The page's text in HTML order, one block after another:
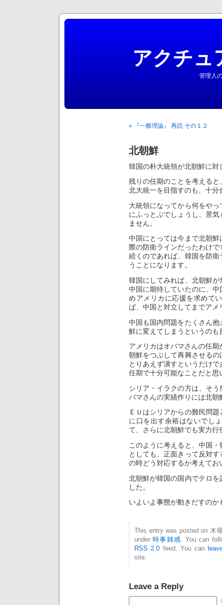
アクチュ
管理人
« 『一般理論』 再読 その１２
北朝鮮
韓国の朴大統領が北朝鮮に
残りの任期のことを考える
北大統一を目指すのも、十分
大統領になってから何をや
にふっとぶでしょうし、景
ません。
中国にとっては今まで北朝
際の防衛ラインだったわけ
続くのであれば、韓国を防
うことになります。
韓国にしてみれば、北朝鮮
中国に期待していたのに、
めアメリカに応援を求めて
ば、中国と対立してまでア
中国も国内問題をたくさん
鮮に変えてしまうというの
アメリカはオバマさんの任
朝鮮をつぶして再興させる
とりあえず潰すというだけ
任期で十分可能なことだと思
シリア・イラクの方は、そ
バマさんの実績作りには北
ＥＵはシリアからの難民問
に口を出す余裕はないでし
て、さらに北朝鮮でも実力
このように考えると、中国
としても、正面きって反対
の時どう対応するか考えて
北朝鮮が韓国の国内でテロ
した。
いよいよ事態が動きだすのか
This entry was posted on 木
under時事雑感. You can
RSS 2.0 feed. You can
site.
Leave a Reply